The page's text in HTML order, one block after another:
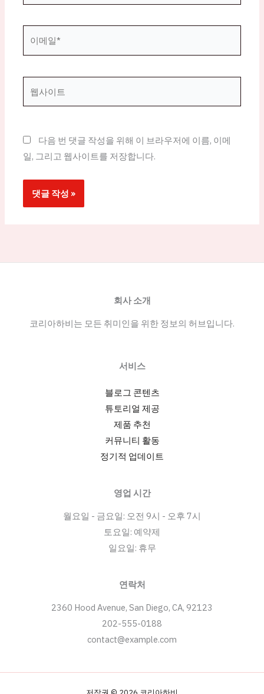
*
다음 번 댓글 작성을 위해 이 브라우저에 이름, 이메
일, 그리고 웹사이트를 저장합니다.
회사 소개
코리아하비는 모든 취미인을 위한 정보의 허브입니다.
서비스
블로그 콘텐츠
튜토리얼 제공
제품 추천
커뮤니티 활동
정기적 업데이트
영업 시간
월요일 - 금요일: 오전 9시 - 오후 7시
토요일: 예약제
일요일: 휴무
연락처
2360 Hood Avenue, San Diego, CA, 92123
202-555-0188
contact@example.com